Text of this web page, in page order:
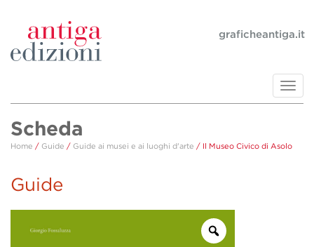
graficheantiga.it
Scheda
Home / Guide / Guide ai musei e ai luoghi d'arte / Il Museo Civico di Asolo
Guide